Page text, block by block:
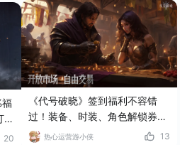
福
造
20
《代号破晓》签到福利不容错
过！装备、时装、角色解锁券、
精品表情等道具免费领取！
热心运营游小侠 13